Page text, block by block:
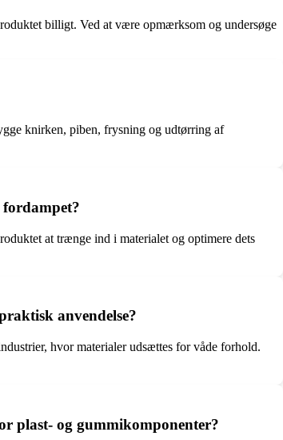
billigt. Ved at være opmærksom og undersøge
knirken, piben, frysning og udtørring af
at trænge ind i materialet og optimere dets
anvendelse?
hvor materialer udsættes for våde forhold.
plast- og gummikomponenter?